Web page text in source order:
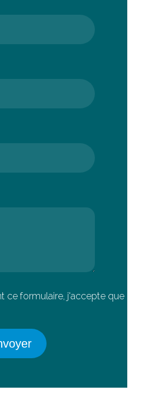
ce formulaire, j'accepte que